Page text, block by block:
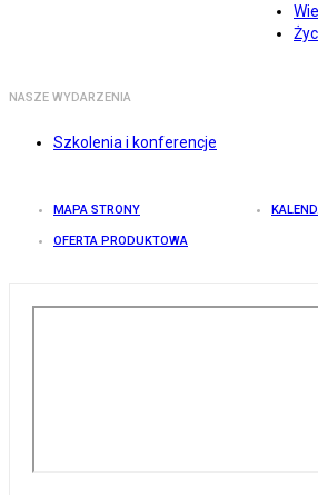
NASZE WYDARZENIA
Szkolenia i konferencje
MAPA STRONY
OFERTA PRODUKTOWA